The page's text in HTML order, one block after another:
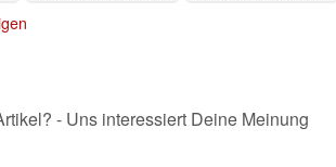
- Uns interessiert Deine Meinung